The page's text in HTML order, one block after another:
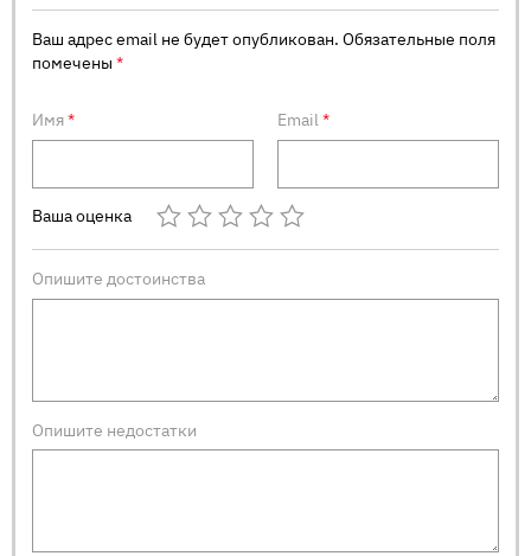
Ваш адрес email не будет опубликован. Обязательные поля
помечены*
Имя* Email*
Ваша оценка
Опишите достоинства
Опишите недостатки